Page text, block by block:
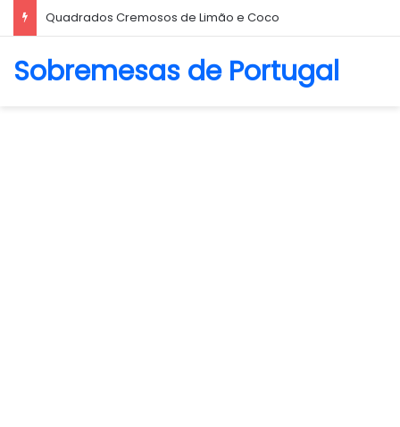
Quadrados Cremosos de Limão e Coco
Sobremesas de Portugal